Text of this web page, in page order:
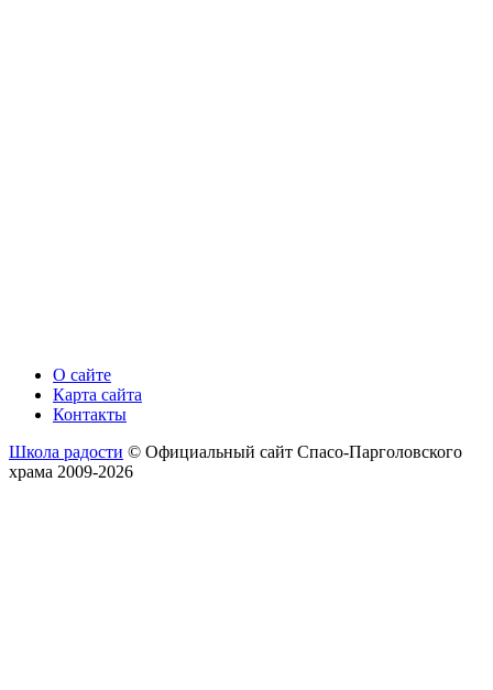
О сайте
Карта сайта
Контакты
Школа радости © Официальный сайт Спасо-Парголовского
храма 2009-2026